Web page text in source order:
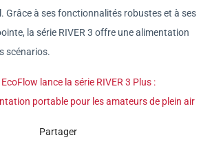
Grâce à ses fonctionnalités robustes et à ses
la série RIVER 3 offre une alimentation
scénarios.
EcoFlow lance la série RIVER 3 Plus :
portable pour les amateurs de plein air
Partager